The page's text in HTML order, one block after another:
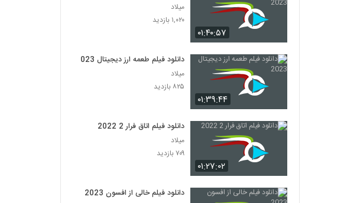
۰۱:۴۰:۵۷
میلاد
۱,۰۲۰ بازدید
۰۱:۳۹:۴۴
دانلود فیلم طعمه ارز دیجیتال 2023
میلاد
۸۲۵ بازدید
۰۱:۲۷:۰۲
دانلود فیلم اتاق فرار 2 2022
میلاد
۷۰۹ بازدید
دانلود فیلم خالی از افسون 2023